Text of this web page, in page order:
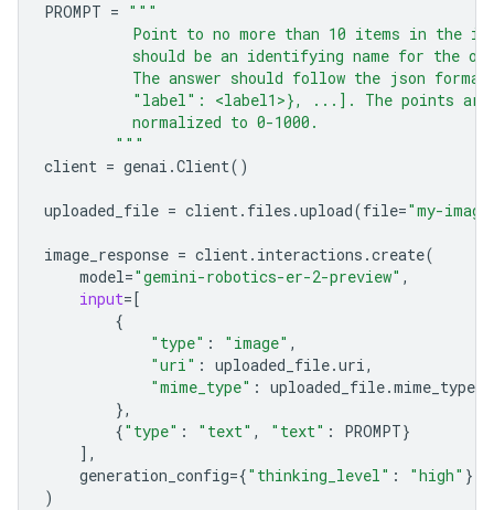
PROMPT = """
Point to no more than 10 items in the
should be an identifying name for the
The answer should follow the json
"label": <label1>}, ...]. The points
          normalized to 0-1000.
        """
client = genai .Client()
uploaded_file = client. files .upload(file="my-
image_response = client. interactions .create(
model="gemini-robotics-er-2-preview" ,
input=[
{
"type" : "image" ,
"uri" : uploaded_file.uri,
"mime_type" : uploaded_file.mime_type
},
{"type" : "text" , "text" : PROMPT}
],
generation_config={"thinking_level" : "high" },
)